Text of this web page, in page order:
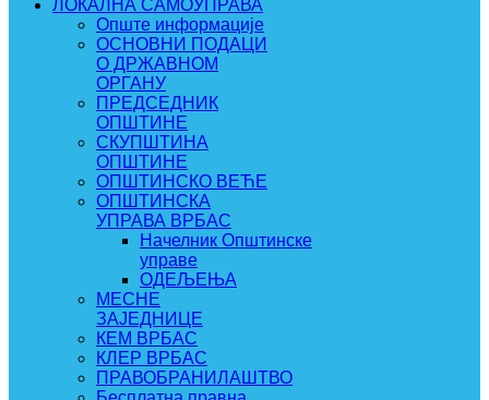
ЛОКАЛНА САМОУПРАВА
Опште информације
ОСНОВНИ ПОДАЦИ
О ДРЖАВНОМ
ОРГАНУ
ПРЕДСЕДНИК
ОПШТИНЕ
СКУПШТИНА
ОПШТИНЕ
ОПШТИНСКО ВЕЋЕ
ОПШТИНСКА
УПРАВА ВРБАС
Начелник Општинске
управе
ОДЕЉЕЊА
МЕСНЕ
ЗАЈЕДНИЦЕ
КЕМ ВРБАС
КЛЕР ВРБАС
ПРАВОБРАНИЛАШТВО